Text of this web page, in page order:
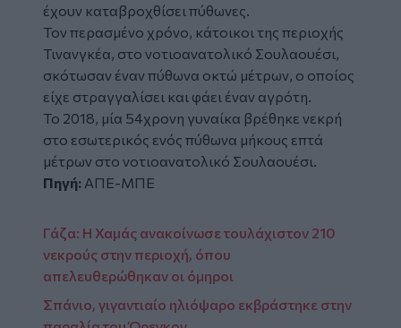
έχουν καταβροχθίσει πύθωνες.
Τον περασμένο χρόνο, κάτοικοι της περιοχής
Τινανγκέα, στο νοτιοανατολικό Σουλαουέσι,
σκότωσαν έναν πύθωνα οκτώ μέτρων, ο οποίος
είχε στραγγαλίσει και φάει έναν αγρότη.
Το 2018, μία 54χρονη γυναίκα βρέθηκε νεκρή
στο εσωτερικός ενός πύθωνα μήκους επτά
μέτρων στο νοτιοανατολικό Σουλαουέσι.
Πηγή: ΑΠΕ-ΜΠΕ
Γάζα: Η Χαμάς ανακοίνωσε τουλάχιστον 210
νεκρούς στην περιοχή, όπου
απελευθερώθηκαν οι όμηροι
Σπάνιο, γιγαντιαίο ηλιόψαρο εκβράστηκε στην